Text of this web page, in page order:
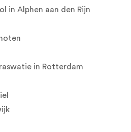
in Alphen aan den Rijn
in Rotterdam